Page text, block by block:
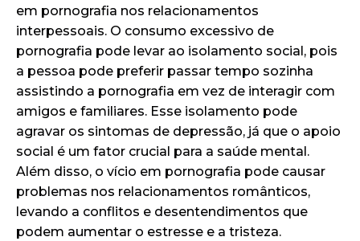
em pornografia nos relacionamentos
interpessoais. O consumo excessivo de
pornografia pode levar ao isolamento social, pois
a pessoa pode preferir passar tempo sozinha
assistindo a pornografia em vez de interagir com
amigos e familiares. Esse isolamento pode
agravar os sintomas de depressão, já que o apoio
social é um fator crucial para a saúde mental.
Além disso, o vício em pornografia pode causar
problemas nos relacionamentos românticos,
levando a conflitos e desentendimentos que
podem aumentar o estresse e a tristeza.